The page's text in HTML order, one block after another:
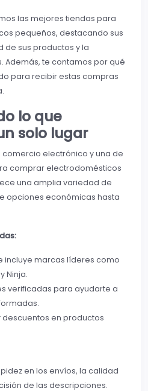
las mejores tiendas para
pequeños, destacando sus
de sus productos y la
Además, te contamos por qué
para recibir estas compras
lo que
solo lugar
comercio electrónico y una de
comprar electrodomésticos
una amplia variedad de
opciones económicas hasta
incluye marcas líderes como
Ninja.
verificadas para ayudarte a
descuentos en productos
en los envíos, la calidad
de las descripciones.